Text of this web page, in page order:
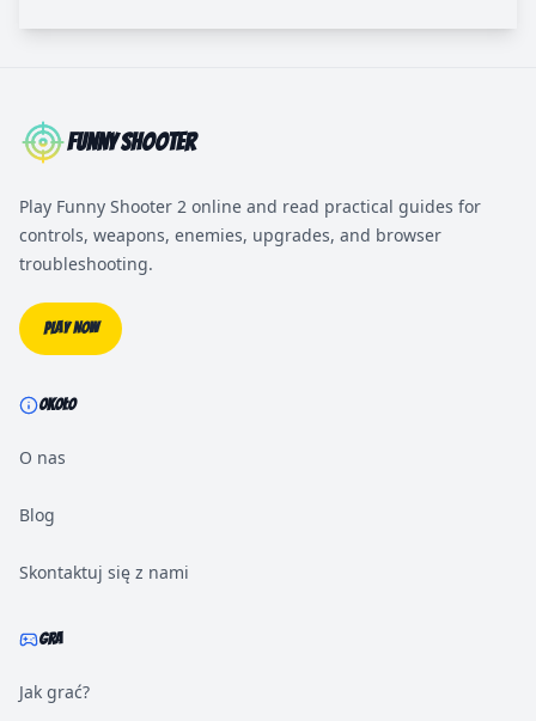
Funny Shooter
Play Funny Shooter 2 online and read practical guides for
controls, weapons, enemies, upgrades, and browser
troubleshooting.
Play Now
OKOŁO
O nas
Blog
Skontaktuj się z nami
GRA
Jak grać?